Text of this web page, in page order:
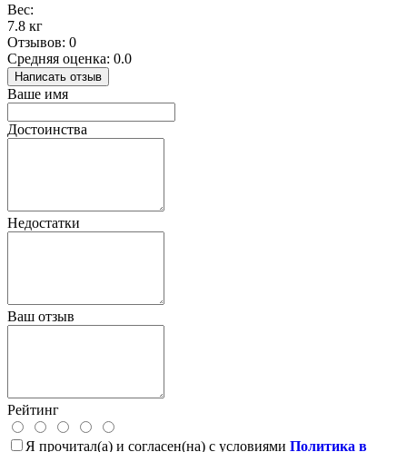
Вес:
7.8 кг
Отзывов: 0
Средняя оценка: 0.0
Написать отзыв
Ваше имя
Достоинства
Недостатки
Ваш отзыв
Рейтинг
Я прочитал(а) и согласен(на) с условиями Политика в